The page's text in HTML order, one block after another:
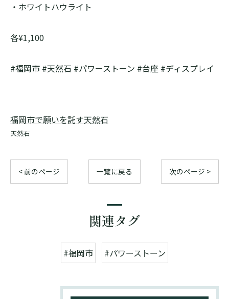
・ホワイトハウライト
各¥1,100
#福岡市 #天然石 #パワーストーン #台座 #ディスプレイ
福岡市で願いを託す天然石
天然石
< 前のページ 一覧に戻る 次のページ >
関連タグ
#福岡市 #パワーストーン